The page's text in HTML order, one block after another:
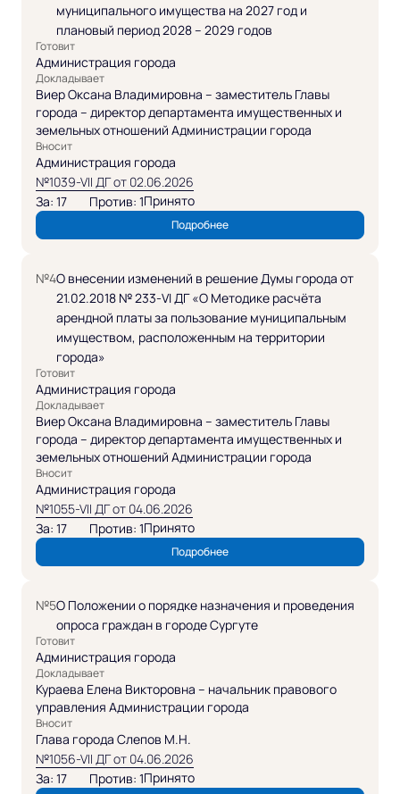
муниципального имущества на 2027 год и
плановый период 2028 – 2029 годов
Готовит
Администрация города
Докладывает
Виер Оксана Владимировна – заместитель Главы
города – директор департамента имущественных и
земельных отношений Администрации города
Вносит
Администрация города
За: 17 Против: 1Принято
№1039-VII ДГ от 02.06.2026
Подробнее
№4О внесении изменений в решение Думы города от
21.02.2018 № 233-VI ДГ «О Методике расчёта
арендной платы за пользование муниципальным
имуществом, расположенным на территории
города»
Готовит
Администрация города
Докладывает
Виер Оксана Владимировна – заместитель Главы
города – директор департамента имущественных и
земельных отношений Администрации города
Вносит
Администрация города
За: 17 Против: 1Принято
№1055-VII ДГ от 04.06.2026
Подробнее
№5О Положении о порядке назначения и проведения
опроса граждан в городе Сургуте
Готовит
Администрация города
Докладывает
Кураева Елена Викторовна – начальник правового
управления Администрации города
Вносит
Глава города Слепов М.Н.
За: 17 Против: 1Принято
№1056-VII ДГ от 04.06.2026